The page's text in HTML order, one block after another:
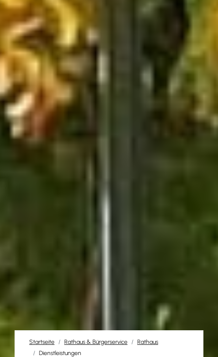
Startseite Rathaus & Bürgerservice
Rathaus
Dienstleistungen